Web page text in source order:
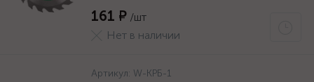
161 ₽ /шт
Нет в наличии
Артикул: W-КРБ-1